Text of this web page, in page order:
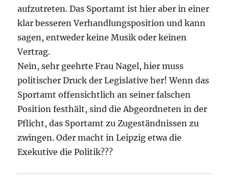
aufzutreten. Das Sportamt ist hier aber in einer
klar besseren Verhandlungsposition und kann
sagen, entweder keine Musik oder keinen
Vertrag.
Nein, sehr geehrte Frau Nagel, hier muss
politischer Druck der Legislative her! Wenn das
Sportamt offensichtlich an seiner falschen
Position festhält, sind die Abgeordneten in der
Pflicht, das Sportamt zu Zugeständnissen zu
zwingen. Oder macht in Leipzig etwa die
Exekutive die Politik???